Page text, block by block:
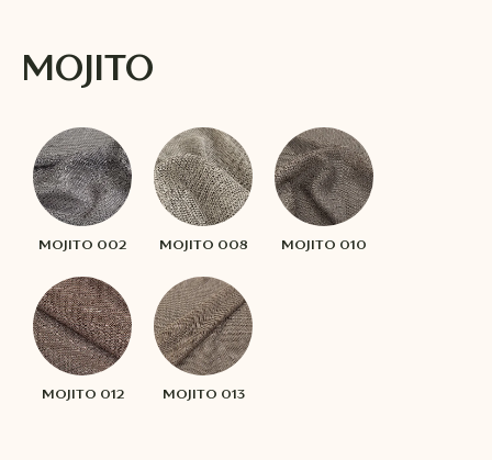
MOJITO
MOJITO 002 MOJITO 008 MOJITO 010
MOJITO 012 MOJITO 013